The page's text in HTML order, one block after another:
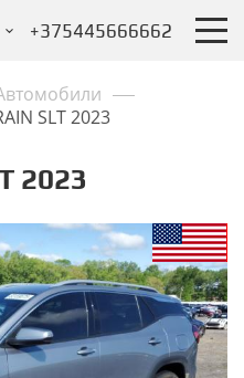
+375445666662
SLT 2023
2023